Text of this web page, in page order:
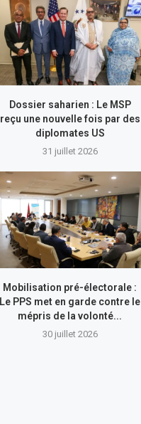
Dossier saharien : Le MSP
reçu une nouvelle fois par des
diplomates US
31 juillet 2026
Mobilisation pré-électorale :
Le PPS met en garde contre le
mépris de la volonté...
30 juillet 2026